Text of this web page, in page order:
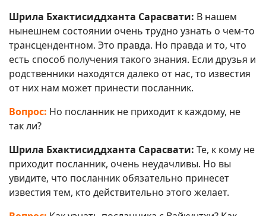
Шрила Бхактисиддханта Сарасвати: В нашем
нынешнем состоянии очень трудно узнать о чем-то
трансцендентном. Это правда. Но правда и то, что
есть способ получения такого знания. Если друзья и
родственники находятся далеко от нас, то известия
от них нам может принести посланник.
Вопрос: Но посланник не приходит к каждому, не
так ли?
Шрила Бхактисиддханта Сарасвати: Те, к кому не
приходит посланник, очень неудачливы. Но вы
увидите, что посланник обязательно принесет
известия тем, кто действительно этого желает.